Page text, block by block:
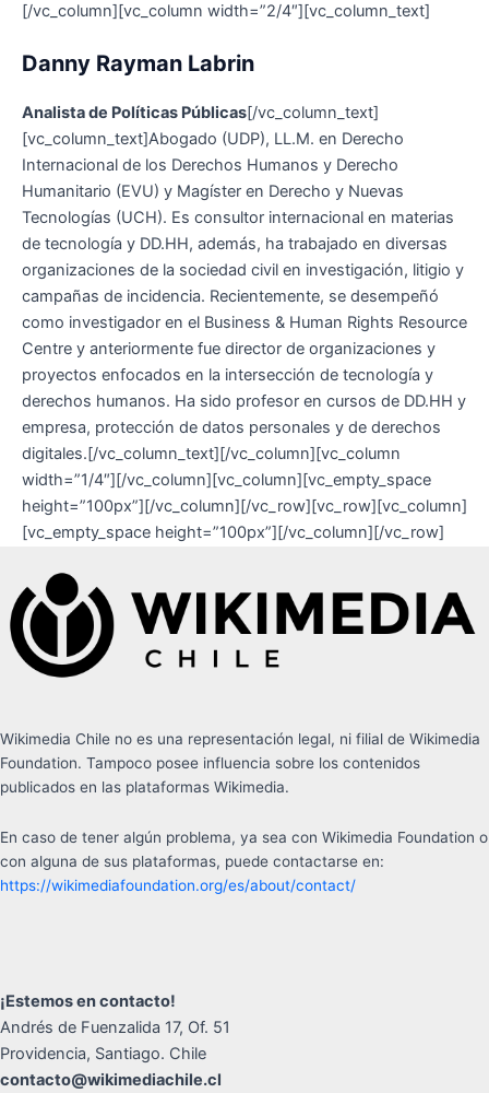
[/vc_column][vc_column width=”2/4″][vc_column_text]
Danny Rayman Labrin
Analista de Políticas Públicas[/vc_column_text]
[vc_column_text]Abogado (UDP), LL.M. en Derecho
Internacional de los Derechos Humanos y Derecho
Humanitario (EVU) y Magíster en Derecho y Nuevas
Tecnologías (UCH). Es consultor internacional en materias
de tecnología y DD.HH, además, ha trabajado en diversas
organizaciones de la sociedad civil en investigación, litigio y
campañas de incidencia. Recientemente, se desempeñó
como investigador en el Business & Human Rights Resource
Centre y anteriormente fue director de organizaciones y
proyectos enfocados en la intersección de tecnología y
derechos humanos. Ha sido profesor en cursos de DD.HH y
empresa, protección de datos personales y de derechos
digitales.[/vc_column_text][/vc_column][vc_column
width=”1/4″][/vc_column][vc_column][vc_empty_space
height=”100px”][/vc_column][/vc_row][vc_row][vc_column]
[vc_empty_space height=”100px”][/vc_column][/vc_row]
Wikimedia Chile no es una representación legal, ni filial de Wikimedia
Foundation. Tampoco posee influencia sobre los contenidos
publicados en las plataformas Wikimedia.
En caso de tener algún problema, ya sea con Wikimedia Foundation o
con alguna de sus plataformas, puede contactarse en:
https://wikimediafoundation.org/es/about/contact/
¡Estemos en contacto!
Andrés de Fuenzalida 17, Of. 51
Providencia, Santiago. Chile
contacto@wikimediachile.cl